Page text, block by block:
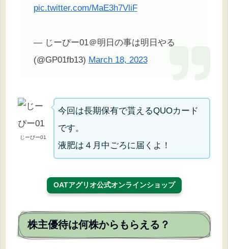
pic.twitter.com/MaE3h7VliF
— じーぴー01＠明日の事は明日やる
(@GP01fb13) March 18, 2023
じーぴー01
今回は長期保有で貰えるQUOカード
です。
液肥は４月中ごろに届くよ！
OATアグリオ公式オンラインショップ
株主優待は何株からもらえる？